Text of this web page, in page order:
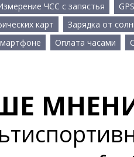
ЧСС с запястья
GPS
карт
Зарядка от
Оплата часами